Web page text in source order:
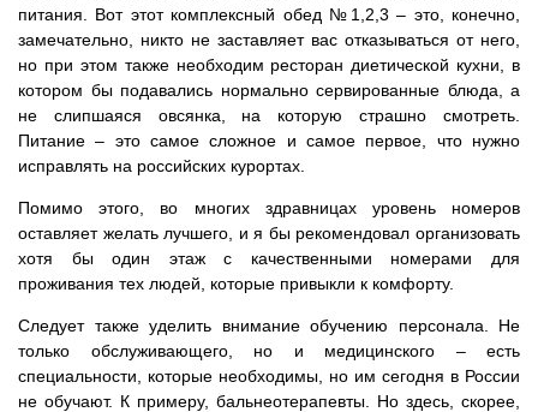
питания. Вот этот комплексный обед №1,2,3 – это, конечно,
замечательно, никто не заставляет вас отказываться от него,
но при этом также необходим ресторан диетической кухни, в
котором бы подавались нормально сервированные блюда, а
не слипшаяся овсянка, на которую страшно смотреть.
Питание – это самое сложное и самое первое, что нужно
исправлять на российских курортах.
Помимо этого, во многих здравницах уровень номеров
оставляет желать лучшего, и я бы рекомендовал организовать
хотя бы один этаж с качественными номерами для
проживания тех людей, которые привыкли к комфорту.
Следует также уделить внимание обучению персонала. Не
только обслуживающего, но и медицинского – есть
специальности, которые необходимы, но им сегодня в России
не обучают. К примеру, бальнеотерапевты. Но здесь, скорее,